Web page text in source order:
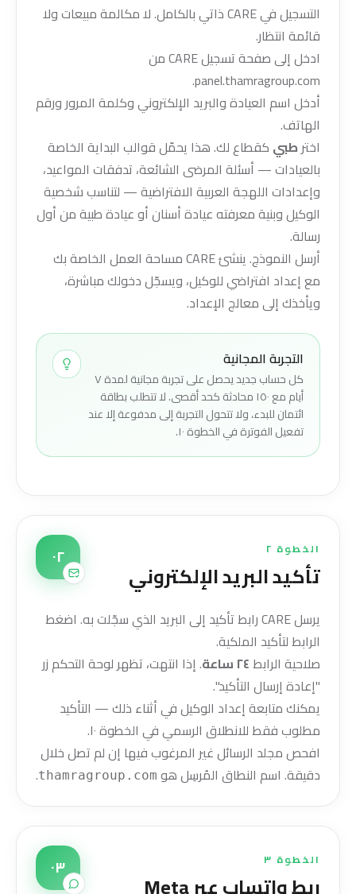
التسجيل في CARE ذاتي بالكامل. لا مكالمة مبيعات ولا
قائمة انتظار.
ادخل إلى صفحة تسجيل CARE من
panel.thamragroup.com
.
أدخل اسم العيادة والبريد الإلكتروني وكلمة المرور ورقم
الهاتف.
اخترطبي كقطاع لك. هذا يحمّل قوالب البداية الخاصة
بالعيادات — أسئلة المرضى الشائعة، تدفقات المواعيد،
وإعدادات اللهجة العربية الافتراضية — لتناسب شخصية
الوكيل وبنية معرفته عيادة أسنان أو عيادة طبية من أول
رسالة.
أرسل النموذج. ينشئ CARE مساحة العمل الخاصة بك
مع إعداد افتراضي للوكيل، ويسجّل دخولك مباشرة،
ويأخذك إلى معالج الإعداد.
التجربة المجانية
كل حساب جديد يحصل على تجربة مجانية لمدة ٧
أيام مع ١٥٠ محادثة كحد أقصى. لا تتطلب بطاقة
ائتمان للبدء، ولا تتحول التجربة إلى مدفوعة إلا عند
تفعيل الفوترة في الخطوة ١٠.
٠٢ الخطوة ٢
تأكيد البريد الإلكتروني
يرسل CARE رابط تأكيد إلى البريد الذي سجّلت به. اضغط
الرابط لتأكيد الملكية.
صلاحية الرابط٢٤ ساعة
. إذا انتهت، تظهر لوحة التحكم زر
"إعادة إرسال التأكيد".
يمكنك متابعة إعداد الوكيل في أثناء ذلك — التأكيد
مطلوب فقط للانطلاق الرسمي في الخطوة ١٠.
افحص مجلد الرسائل غير المرغوب فيها إن لم تصل خلال
دقيقة. اسم النطاق المُرسِل هو thamragroup.com
.
٠٣ الخطوة ٣